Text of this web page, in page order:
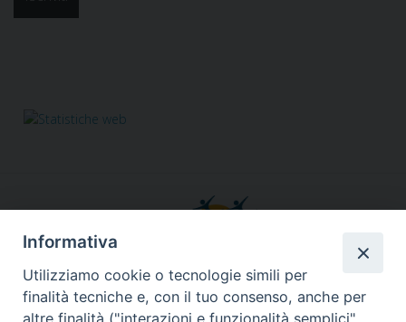
Informativa
Utilizziamo cookie o tecnologie simili per
finalità tecniche e, con il tuo consenso, anche per